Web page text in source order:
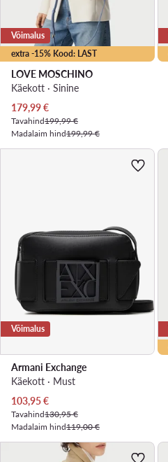
extra -15% Kood: LAST
Võimalus
LOVE MOSCHINO
Käekott · Sinine
Praegune hind
179,99€
Tavahind199,99 €
Madalaim hind199,99 €
Võimalus
Armani Exchange
Käekott · Must
Praegune hind
103,95€
Tavahind130,95 €
Madalaim hind119,00 €